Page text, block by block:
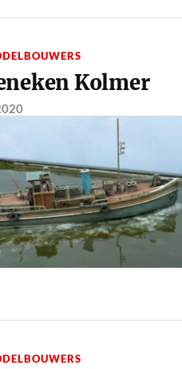
Kolmer